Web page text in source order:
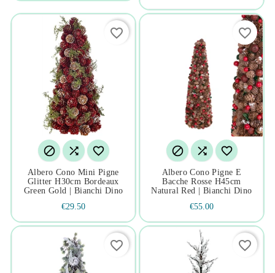
  
Albero Cono Mini Pigne
Glitter H30cm Bordeaux
Green Gold | Bianchi Dino
€29.50
favorite_border
  
Albero Cono Pigne E
Bacche Rosse H45cm
Natural Red | Bianchi Dino
€55.00
favorite_border
favorite_border favorite_border